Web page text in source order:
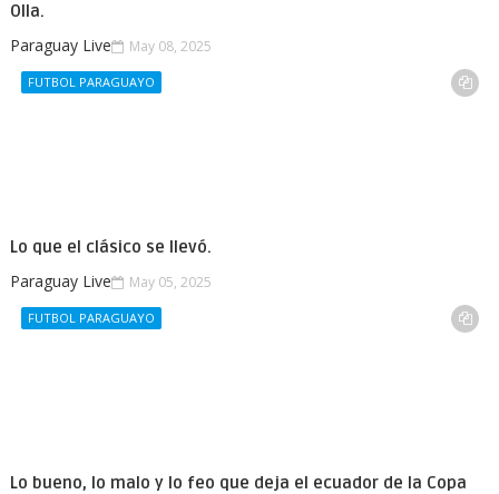
Olla.
Paraguay Live May 08, 2025
FUTBOL PARAGUAYO
Lo que el clásico se llevó.
Paraguay Live May 05, 2025
FUTBOL PARAGUAYO
Lo bueno, lo malo y lo feo que deja el ecuador de la Copa